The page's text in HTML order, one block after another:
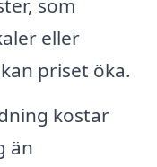
som
eller
priset öka.
kostar
än